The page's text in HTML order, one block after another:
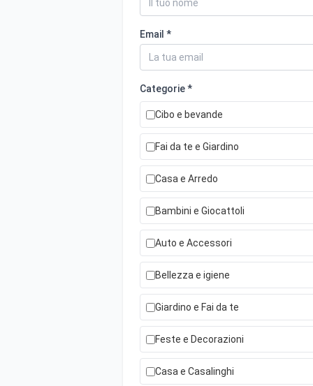
Email *
Categorie *
Cibo e bevande
Fai da te e Giardino
Casa e Arredo
Bambini e Giocattoli
Auto e Accessori
Bellezza e igiene
Giardino e Fai da te
Feste e Decorazioni
Casa e Casalinghi